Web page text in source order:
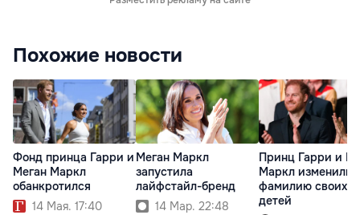
Похожие новости
Фонд принца Гарри и
Меган Маркл
обанкротился
14 Мая. 17:40
Меган Маркл
запустила
лайфстайл-бренд
14 Мар. 22:48
Принц Гарри и
Маркл изменили
фамилию своих
детей